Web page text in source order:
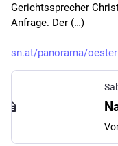
Gerichtssprecher
Anfrage. Der (…)
sn.at/panorama/